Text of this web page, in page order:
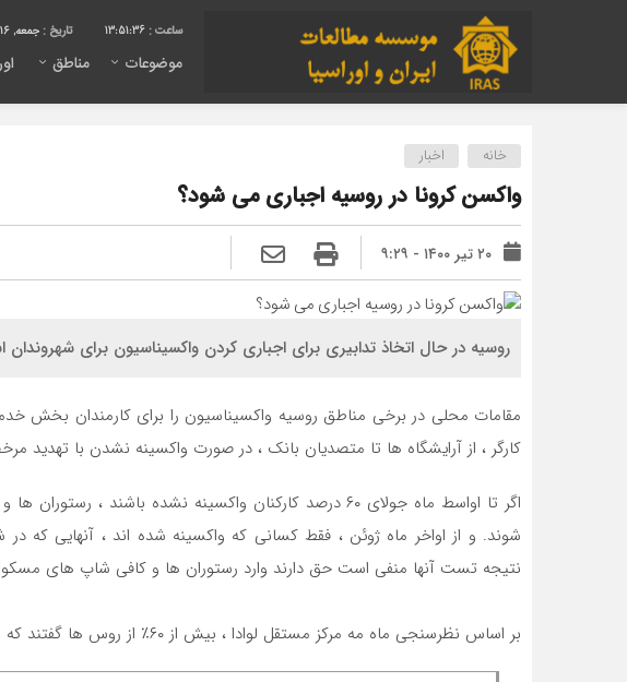
13:51:37 تاریخ : جمعه, ۱۶ مرداد , ۱۴۰۵
موضوعات مناطق
خانه اخبار
واکسن کرونا در روسیه اجباری می شود؟
۲۰ تیر ۱۴۰۰ - ۹:۲۹
روسیه در حال اتخاذ تدابیری برای اجباری کردن واکسیناسیون برای
مقامات محلی در برخی مناطق روسیه واکسیناسیون را برای کارمندان بخش
کارگر ، از آرایشگاه ها تا متصدیان بانک ، در صورت واکسینه نشدن با تهدید
اگر تا اواسط ماه جولای ۶٠ درصد کارکنان واکسینه نشده باشند
شوند. و از اواخر ماه ژوئن ، فقط کسانی که واکسینه شده اند ، آنهایی که در
نتیجه تست آنها منفی است حق دارند وارد رستوران ها و کافی شاپ های
بر اساس نظرسنجی ماه مه مرکز مستقل لوادا ، بیش از ۶٠٪ از روس ها گفتند که مایل به واکسیناسیون نیستند./ رصد